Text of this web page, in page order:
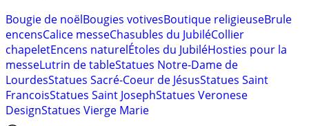
Bougie de noëlBougies votivesBoutique religieuseBrule
encensCalice messeChasubles du JubiléCollier
chapeletEncens naturelÉtoles du JubiléHosties pour la
messeLutrin de tableStatues Notre-Dame de
LourdesStatues Sacré-Coeur de JésusStatues Saint
FrancoisStatues Saint JosephStatues Veronese
DesignStatues Vierge Marie